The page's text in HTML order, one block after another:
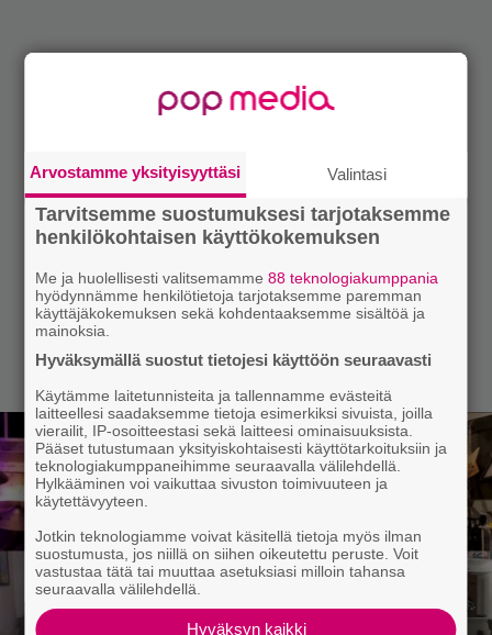
Arvostamme yksityisyyttäsi Valintasi
Tarvitsemme suostumuksesi tarjotaksemme
henkilökohtaisen käyttökokemuksen
Me ja huolellisesti valitsemamme88 teknologiakumppania
hyödynnämme henkilötietoja tarjotaksemme paremman
käyttäjäkokemuksen sekä kohdentaaksemme sisältöä ja
mainoksia.
Hyväksymällä suostut tietojesi käyttöön seuraavasti
Käytämme laitetunnisteita ja tallennamme evästeitä
laitteellesi saadaksemme tietoja esimerkiksi sivuista, joilla
vierailit, IP-osoitteestasi sekä laitteesi ominaisuuksista.
Pääset tutustumaan yksityiskohtaisesti käyttötarkoituksiin ja
teknologiakumppaneihimme seuraavalla välilehdellä.
Hylkääminen voi vaikuttaa sivuston toimivuuteen ja
käytettävyyteen.
Jotkin teknologiamme voivat käsitellä tietoja myös ilman
suostumusta, jos niillä on siihen oikeutettu peruste. Voit
vastustaa tätä tai muuttaa asetuksiasi milloin tahansa
seuraavalla välilehdellä.
Hyväksyn kaikki